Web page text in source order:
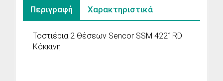
Περιγραφή Χαρακτηριστικά
Τοστιέρια 2 Θέσεων Sencor SSM 4221RD
Κόκκινη